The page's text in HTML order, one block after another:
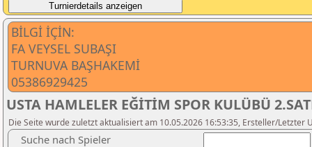
BİLGİ İÇİN:
FA VEYSEL SUBAŞI
TURNUVA BAŞHAKEMİ
05386929425
USTA HAMLELER EĞİTİM SPOR KULÜBÜ
Die Seite wurde zuletzt aktualisiert am 10.05.2026 16:53:35, Ersteller/Letzter
Suche nach Spieler